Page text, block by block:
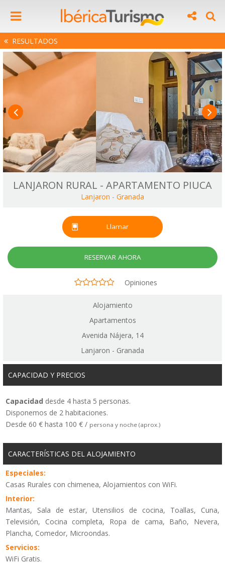
RESULTADOS
LANJARON RURAL - APARTAMENTO PIUCA
Lanjaron - Granada
Llamar
RESERVAR AHORA
Opiniones
Alojamiento
Apartamentos
Avenida Nájera, 14
Lanjaron - Granada
CAPACIDAD Y PRECIOS
Capacidad desde 4 hasta 5 personas.
Disponemos de 2 habitaciones.
Desde 60 € hasta 100 € / persona y noche (aprox.)
CARACTERÍSTICAS DEL ALOJAMIENTO
Especiales:
Casas Rurales con chimenea, Alojamientos con WiFi.
Interior:
Mantas, Sala de estar, Utensilios de cocina, Toallas, Cuna,
Televisión, Cocina completa, Ropa de cama, Baño, Nevera,
Plancha, Comedor, Microondas.
Servicios:
WiFi Gratis.